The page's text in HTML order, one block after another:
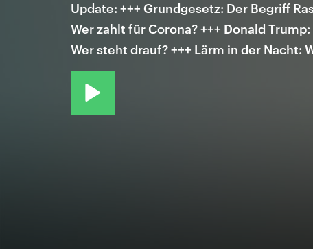
Update: +++ Grundgesetz: Der Begriff
Wer zahlt für Corona? +++ Donald
Wer steht drauf? +++ Lärm in der Nacht: